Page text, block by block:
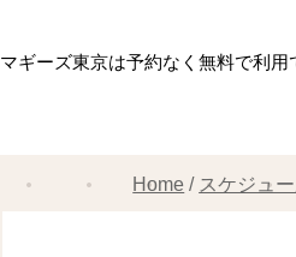
マギーズ東京は予約なく無料で利用
Home スケジュ